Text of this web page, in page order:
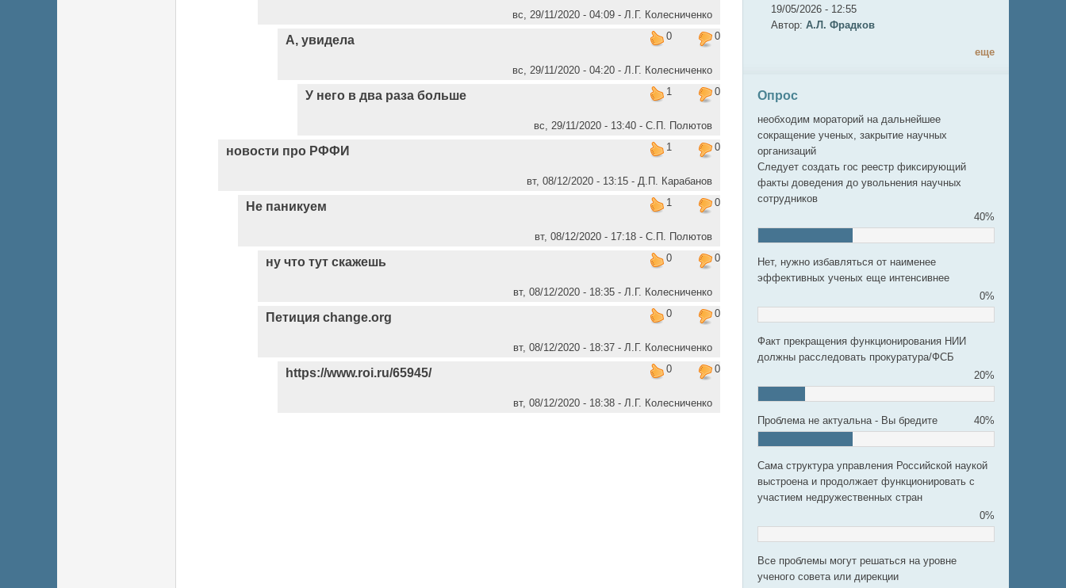
вс, 29/11/2020 - 04:09 - Л.Г. Колесниченко
0
0
А, увидела
вс, 29/11/2020 - 04:20 - Л.Г. Колесниченко
1
0
У него в два раза больше
вс, 29/11/2020 - 13:40 - C.П. Полютов
1
0
новости про РФФИ
вт, 08/12/2020 - 13:15 - Д.П. Карабанов
1
0
Не паникуем
вт, 08/12/2020 - 17:18 - C.П. Полютов
0
0
ну что тут скажешь
вт, 08/12/2020 - 18:35 - Л.Г. Колесниченко
0
0
Петиция change.org
вт, 08/12/2020 - 18:37 - Л.Г. Колесниченко
0
0
https://www.roi.ru/65945/
вт, 08/12/2020 - 18:38 - Л.Г. Колесниченко
19/05/2026 - 12:55
Автор: А.Л. Фрадков
еще
Опрос
необходим мораторий на дальнейшее
сокращение ученых, закрытие научных
организаций
Следует создать гос реестр фиксирующий
факты доведения до увольнения научных
сотрудников
40%
Нет, нужно избавляться от наименее
эффективных ученых еще интенсивнее
0%
Факт прекращения функционирования НИИ
должны расследовать прокуратура/ФСБ
20%
Проблема не актуальна - Вы бредите 40%
Сама структура управления Российской наукой
выстроена и продолжает функционировать с
участием недружественных стран
0%
Все проблемы могут решаться на уровне
ученого совета или дирекции